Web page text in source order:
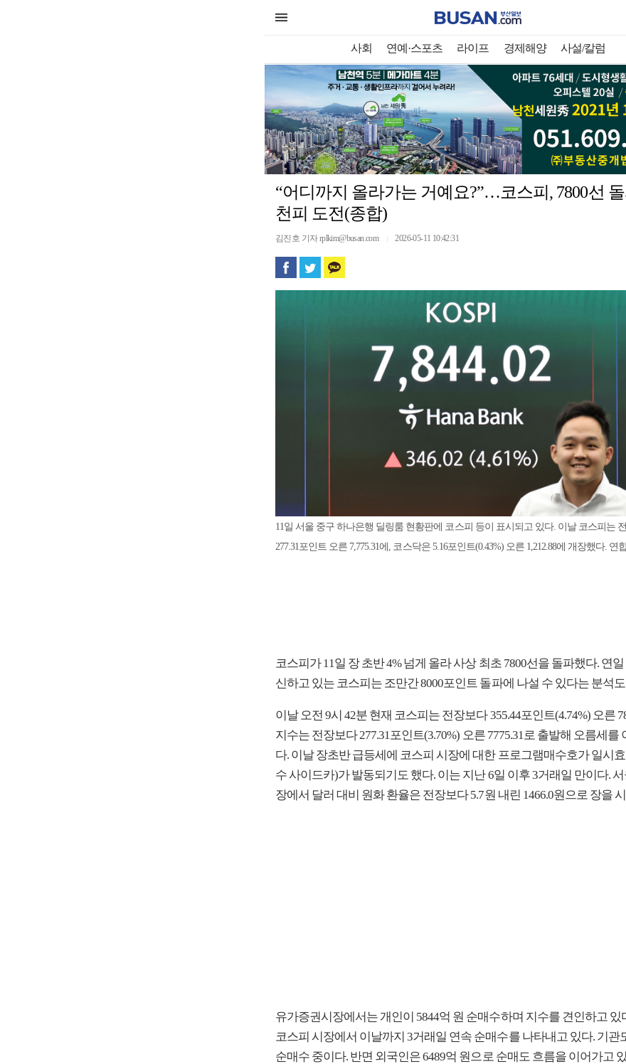
사회 연예·스포츠 라이프 경제해양 사설/칼럼
“어디까지 올라가는 거예요?”…코스피, 7800선
천피 도전(종합)
김진호 기자 rplkim@busan.com 2026-05-11 10:42:31
11일 서울 중구 하나은행 딜링룸 현황판에 코스피 등이 표시되고 있다. 이날 코스피는
277.31포인트 오른 7,775.31에, 코스닥은 5.16포인트(0.43%) 오른 1,212.88에 개장했다. 연
코스피가 11일 장 초반 4% 넘게 올라 사상 최초 7800선을 돌파했다. 연
신하고 있는 코스피는 조만간 8000포인트 돌파에 나설 수 있다는 분석
이날 오전 9시 42분 현재 코스피는 전장보다 355.44포인트(4.74%) 오른
지수는 전장보다 277.31포인트(3.70%) 오른 7775.31로 출발해 오름세를
다. 이날 장초반 급등세에 코스피 시장에 대한 프로그램매수호가 일시
수 사이드카)가 발동되기도 했다. 이는 지난 6일 이후 3거래일 만이다. 서
장에서 달러 대비 원화 환율은 전장보다 5.7원 내린 1466.0원으로 장을
유가증권시장에서는 개인이 5844억 원 순매수하며 지수를 견인하고 있
코스피 시장에서 이날까지 3거래일 연속 순매수를 나타내고 있다. 기관
순매수 중이다. 반면 외국인은 6489억 원으로 순매도 흐름을 이어가고